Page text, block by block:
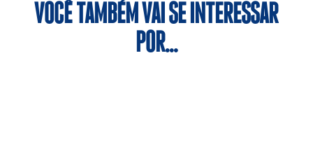
VOCÊ TAMBÉM VAI SE INTERESSAR
POR…